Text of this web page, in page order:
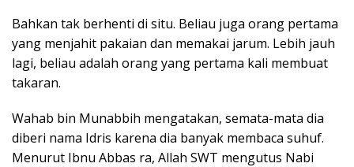
Bahkan tak berhenti di situ. Beliau juga orang pertama
yang menjahit pakaian dan memakai jarum. Lebih jauh
lagi, beliau adalah orang yang pertama kali membuat
takaran.
Wahab bin Munabbih mengatakan, semata-mata dia
diberi nama Idris karena dia banyak membaca suhuf.
Menurut Ibnu Abbas ra, Allah SWT mengutus Nabi